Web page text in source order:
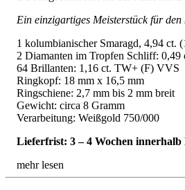
Ein einzigartiges Meisterstück für
1 kolumbianischer Smaragd, 4,94 ct.
2 Diamanten im Tropfen Schliff:
64 Brillanten: 1,16 ct. TW+ (F) VVS
Ringkopf: 18 mm x 16,5 mm
Ringschiene: 2,7 mm bis 2 mm breit
Gewicht: circa 8 Gramm
Verarbeitung: Weißgold 750/000
Lieferfrist: 3 – 4 Wochen innerhalb
mehr lesen